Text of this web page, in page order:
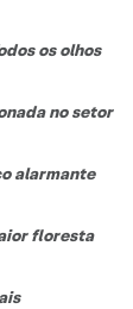
os olhos
no setor
alarmante
floresta